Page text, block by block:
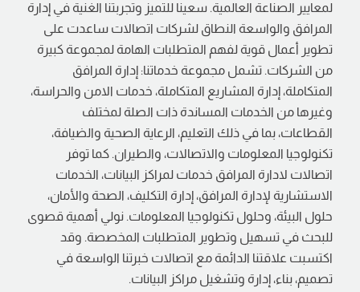
لمعايير الصناعة العالمية. سعينا للتميز وتجربتنا الغنية في إدارة
المرافق والواسعة النطاق لشركات اتصالات ساعدت على
تطوير أعمال قوية لفهم المتطلبات الهامة لمجموعة كبيرة
من الشركات. تشمل مجموعة خدماتنا: إدارة المرافق
المتكاملة، إدارة المشاريع المتكاملة، خدمات الامن والحراسة،
وغيرها من الخدمات المساندة ذات الصلة لمختلف
القطاعات، بما في ذلك التعليم، الرعاية الصحية والضيافة،
تكنولوجيا المعلومات والاتصالات، والطيران. كما توفر
اتصالات لادارة المرافق خدمات لمراكز البيانات، الخدمات
الاستشارية لإدارة المرافق، إدارة التكليف، الصحة والأمان،
حلول البيئة، وحلول تكنولوجيا المعلومات. نولي أهمية قصوى
للبحث في تسهيل وتطوير المتطلبات المخصصة. وقد
اكتسبت علاقتنا الدائمة مع اتصالات خبرتنا الواسعة في
تصميم، بناء، إدارة وتشغيل مراكز البيانات.